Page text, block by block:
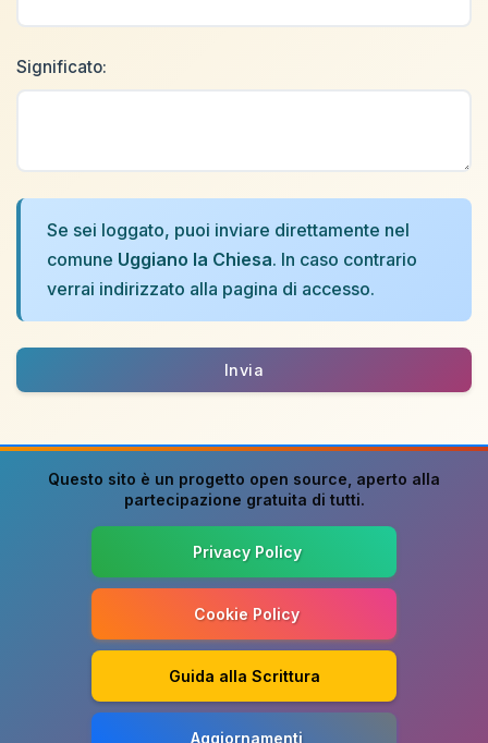
Significato:
Se sei loggato, puoi inviare direttamente nel
comune Uggiano la Chiesa. In caso contrario
verrai indirizzato alla pagina di accesso.
Invia
Questo sito è un progetto open source , aperto alla
partecipazione gratuita di tutti.
Privacy Policy
Cookie Policy
Guida alla Scrittura
Aggiornamenti